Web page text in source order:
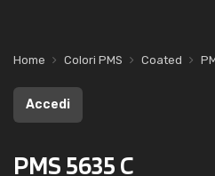
Home Colori PMS Coated
Accedi
PMS 5635 C